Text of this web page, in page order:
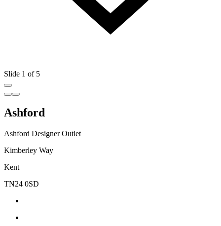
Slide 1 of 5
Ashford
Ashford Designer Outlet
Kimberley Way
Kent
TN24 0SD